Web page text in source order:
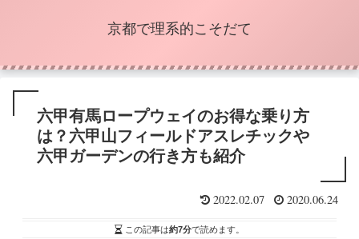
京都で理系的こそだて
六甲有馬ロープウェイのお得な乗り方
は？六甲山フィールドアスレチックや
六甲ガーデンの行き方も紹介
2022.02.07 2020.06.24
この記事は約7分で読めます。